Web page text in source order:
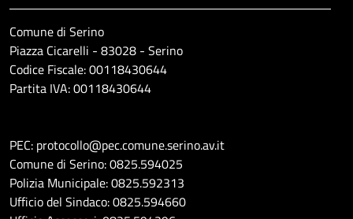
Comune di Serino
Piazza Cicarelli - 83028 - Serino
Codice Fiscale: 00118430644
Partita IVA: 00118430644
PEC: protocollo@pec.comune.serino.av.it
Comune di Serino: 0825.594025
Polizia Municipale: 0825.592313
Ufficio del Sindaco: 0825.594660